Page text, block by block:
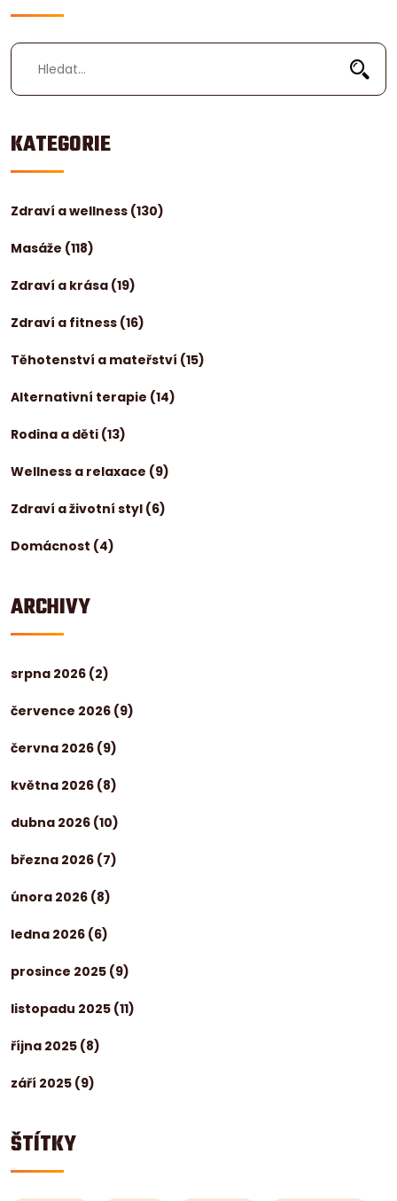
KATEGORIE
Zdraví a wellness (130)
Masáže (118)
Zdraví a krása (19)
Zdraví a fitness (16)
Těhotenství a mateřství (15)
Alternativní terapie (14)
Rodina a děti (13)
Wellness a relaxace (9)
Zdraví a životní styl (6)
Domácnost (4)
ARCHIVY
srpna 2026 (2)
července 2026 (9)
června 2026 (9)
května 2026 (8)
dubna 2026 (10)
března 2026 (7)
února 2026 (8)
ledna 2026 (6)
prosince 2025 (9)
listopadu 2025 (11)
října 2025 (8)
září 2025 (9)
ŠTÍTKY